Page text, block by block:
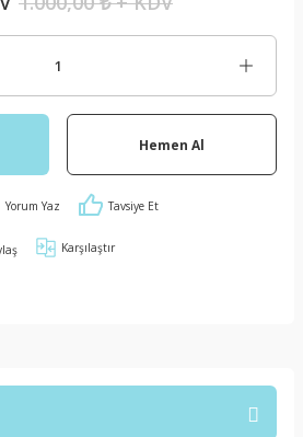
Hemen Al
Yorum Yaz Tavsiye Et
Karşılaştır